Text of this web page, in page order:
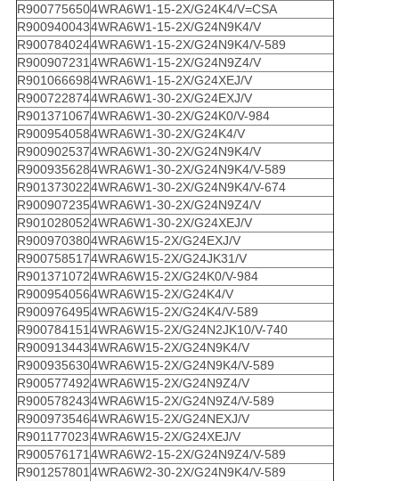
R9007756504WRA6W1-15-2X/G24K4/V=CSA
R9009400434WRA6W1-15-2X/G24N9K4/V
R9007840244WRA6W1-15-2X/G24N9K4/V-589
R9009072314WRA6W1-15-2X/G24N9Z4/V
R9010666984WRA6W1-15-2X/G24XEJ/V
R9007228744WRA6W1-30-2X/G24EXJ/V
R9013710674WRA6W1-30-2X/G24K0/V-984
R9009540584WRA6W1-30-2X/G24K4/V
R9009025374WRA6W1-30-2X/G24N9K4/V
R9009356284WRA6W1-30-2X/G24N9K4/V-589
R9013730224WRA6W1-30-2X/G24N9K4/V-674
R9009072354WRA6W1-30-2X/G24N9Z4/V
R9010280524WRA6W1-30-2X/G24XEJ/V
R9009703804WRA6W15-2X/G24EXJ/V
R9007585174WRA6W15-2X/G24JK31/V
R9013710724WRA6W15-2X/G24K0/V-984
R9009540564WRA6W15-2X/G24K4/V
R9009764954WRA6W15-2X/G24K4/V-589
R9007841514WRA6W15-2X/G24N2JK10/V-740
R9009134434WRA6W15-2X/G24N9K4/V
R9009356304WRA6W15-2X/G24N9K4/V-589
R9005774924WRA6W15-2X/G24N9Z4/V
R9005782434WRA6W15-2X/G24N9Z4/V-589
R9009735464WRA6W15-2X/G24NEXJ/V
R9011770234WRA6W15-2X/G24XEJ/V
R9005761714WRA6W2-15-2X/G24N9Z4/V-589
R9012578014WRA6W2-30-2X/G24N9K4/V-589